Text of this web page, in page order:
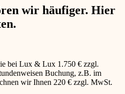
wir häufiger. Hier
bei Lux & Lux 1.750 € zzgl.
Buchung, z.B. im
wir Ihnen 220 € zzgl. MwSt.